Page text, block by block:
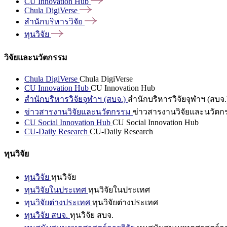
Chula DigiVerse
สำนักบริหารวิจัย
ทุนวิจัย
วิจัยและนวัตกรรม
Chula DigiVerse Chula DigiVerse
CU Innovation Hub CU Innovation Hub
สำนักบริหารวิจัยจุฬาฯ (สบจ.) สำนักบริหารวิจัยจุฬาฯ (สบจ
ข่าวสารงานวิจัยและนวัตกรรม ข่าวสารงานวิจัยและนวัตก
CU Social Innovation Hub CU Social Innovation Hub
CU-Daily Research CU-Daily Research
ทุนวิจัย
ทุนวิจัย ทุนวิจัย
ทุนวิจัยในประเทศ ทุนวิจัยในประเทศ
ทุนวิจัยต่างประเทศ ทุนวิจัยต่างประเทศ
ทุนวิจัย สบจ. ทุนวิจัย สบจ.